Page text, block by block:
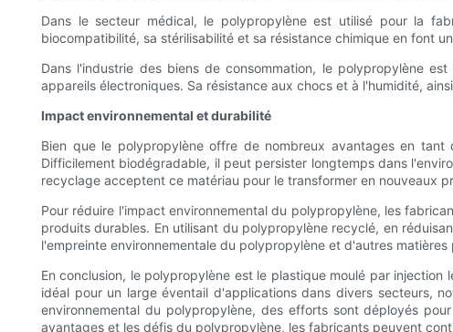
Dans le secteur médical, le polypropylène est utilisé pour la
biocompatibilité, sa stérilisabilité et sa résistance chimique en font
Dans l'industrie des biens de consommation, le polypropylène
appareils électroniques. Sa résistance aux chocs et à l'humidité,
Impact environnemental et durabilité
Bien que le polypropylène offre de nombreux avantages en
Difficilement biodégradable, il peut persister longtemps dans
recyclage acceptent ce matériau pour le transformer en nouveaux
Pour réduire l'impact environnemental du polypropylène, les
produits durables. En utilisant du polypropylène recyclé, en
l'empreinte environnementale du polypropylène et d'autres matières
En conclusion, le polypropylène est le plastique moulé par
idéal pour un large éventail d'applications dans divers secteurs,
environnemental du polypropylène, des efforts sont déployés
avantages et les défis du polypropylène, les fabricants peuvent